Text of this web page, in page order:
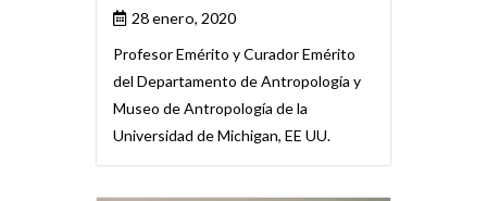
28 enero, 2020
Profesor Emérito y Curador Emérito
del Departamento de Antropología y
Museo de Antropología de la
Universidad de Michigan, EE UU.